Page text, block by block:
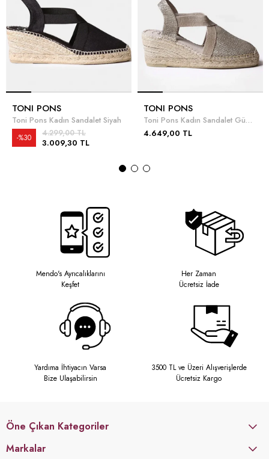
TONI PONS
Toni Pons Kadın Sandalet Siyah
3.009,30 TL
4.299,00 TL
%30
TONI PONS
Toni Pons Kadın Sandalet Gümüş
4.649,00 TL
Mendo's Ayrıcalıklarını
Keşfet
Her Zaman
Ücretsiz İade
Yardıma İhtiyacın Varsa
Bize Ulaşabilirsin
3500 TL ve Üzeri Alışverişlerde
Ücretsiz Kargo
Öne Çıkan Kategoriler
Markalar